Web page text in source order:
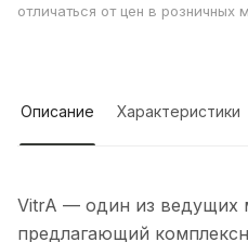
отличаться от цен в розничных
Описание Характеристики
VitrA — один из ведущих
предлагающий